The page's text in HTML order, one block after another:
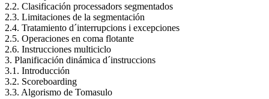
2.2. Clasificación processadors segmentados
2.3. Limitaciones de la segmentación
2.4. Tratamiento d´interrupcions i excepciones
2.5. Operaciones en coma flotante
2.6. Instrucciones multiciclo
3. Planificación dinámica d´instruccions
3.1. Introducción
3.2. Scoreboarding
3.3. Algorismo de Tomasulo